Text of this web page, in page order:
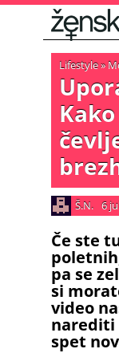
Lifestyle»
Š.N. 6
Če ste
pa se
si
video
narediti
spet